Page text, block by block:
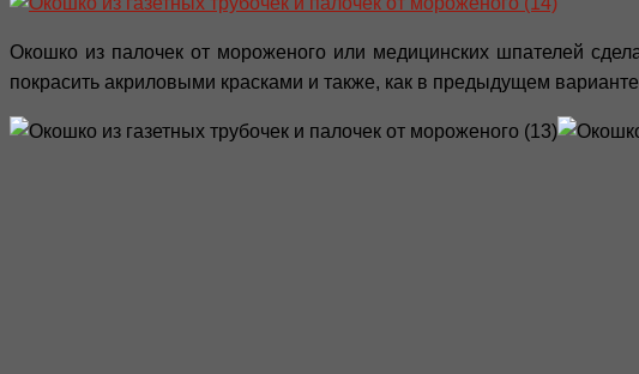
Окошко из палочек от мороженого или медицинских шпателей
покрасить акриловыми красками и также, как в предыдущем